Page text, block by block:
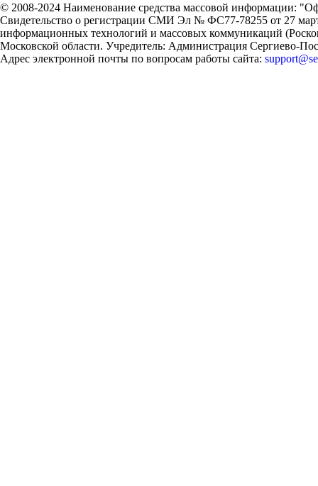
© 2008-2024 Наименование средства массовой информации:
Свидетельство о регистрации СМИ Эл № ФС77-78255 от 27
информационных технологий и массовых коммуникаций
Московской области. Учредитель: Администрация Сергиево-
Адрес электронной почты по вопросам работы сайта: